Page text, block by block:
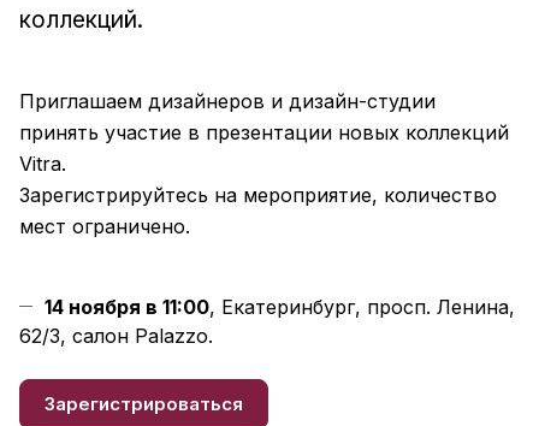
коллекций.
Приглашаем дизайнеров и дизайн-студии
принять участие в презентации новых коллекций
Vitra.
Зарегистрируйтесь на мероприятие, количество
мест ограничено.
14 ноября в 11:00, Екатеринбург, просп. Ленина,
62/3, салон Palazzo.
Зарегистрироваться